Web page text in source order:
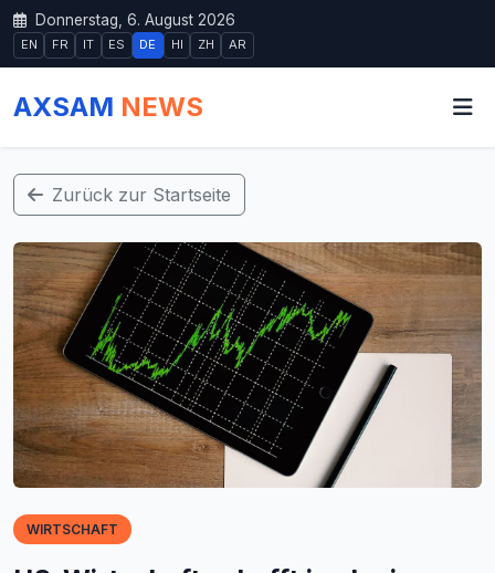
Donnerstag, 6. August 2026
EN FR IT ES DE HI ZH AR
AXSAM NEWS
Zurück zur Startseite
WIRTSCHAFT